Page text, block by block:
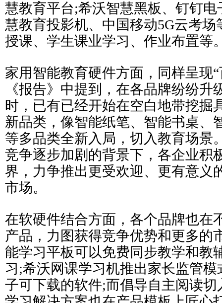
慧教育平台;希沃智慧黑板、钉钉
慧教育投影机、中国移动5G云考
授课、学生课业学习、作业布置等
家用智能教育硬件方面，同样呈现
《报告》中提到，在各品牌纷纷升
时，已有已经开始在空白地带挖掘
新品类，像智能纸笔、智能书桌、
等多品类全新入局，切入教育场景
竞争逐步加剧的背景下，各企业积
界，力争推出更受欢迎、更有意义
市场。
在软硬件结合方面，各个品牌也在
产品，力图获得竞争优势和更多的
能学习平板可以免费同步教学和教
习;希沃网课学习机推出家长监管
子可下载的软件;而倡导自主阅读切